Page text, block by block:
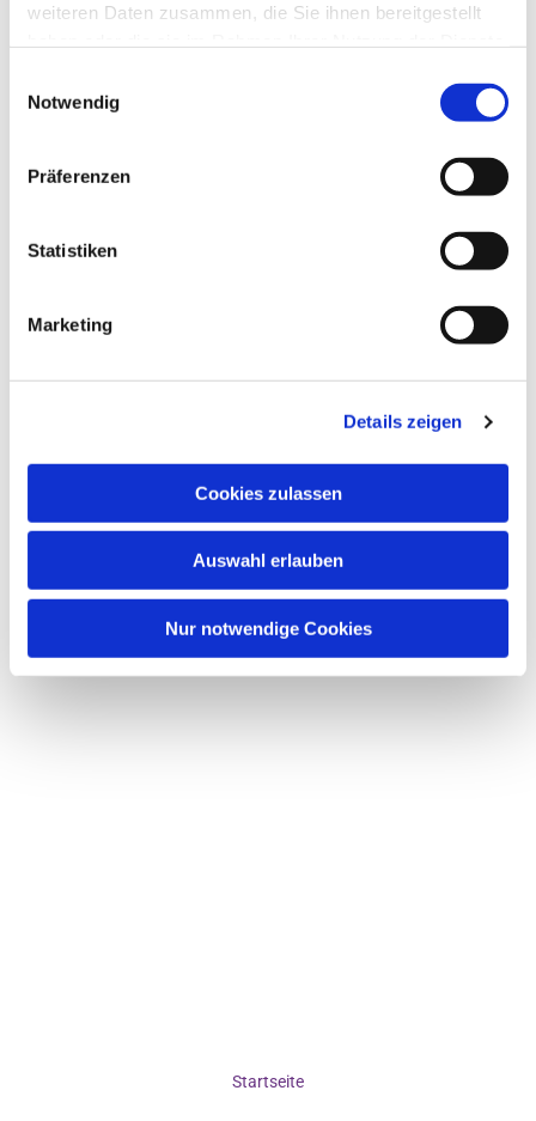
weiteren Daten zusammen, die Sie ihnen bereitgestellt
Notwendig
Präferenzen
Statistiken
Marketing
Details zeigen
Cookies zulassen
Auswahl erlauben
Nur notwendige Cookies
Dies könnte Sie auch interessieren
Startseite